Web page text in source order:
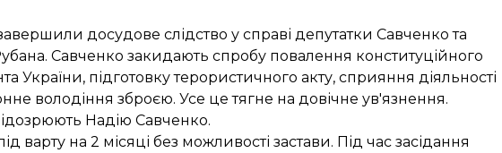
досудове слідство у справі депутатки Савченко та
Савченко закидають спробу повалення конституційного
України, підготовку терористичного акту, сприяння діяльності
володіння зброєю. Усе це тягне на довічне ув'язнення.
Надію Савченко.
варту на 2 місяці без можливості застави. Під час засідання